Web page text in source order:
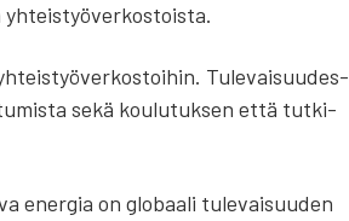
Tule­vai­suu­des­
sekä kou­lu­tuk­sen että tut­ki­
ener­gia on glo­baa­li tule­vai­suu­den